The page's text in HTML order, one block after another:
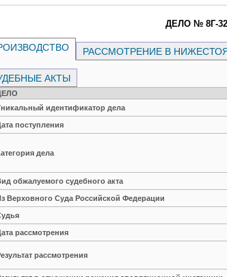
ДЕЛО № 8Г-
РАССМОТРЕНИЕ В
АКТЫ
идентификатор дела
поступления
дела
обжалуемого судебного акта
Верховного Суда Российской Федерации
рассмотрения
рассмотрения